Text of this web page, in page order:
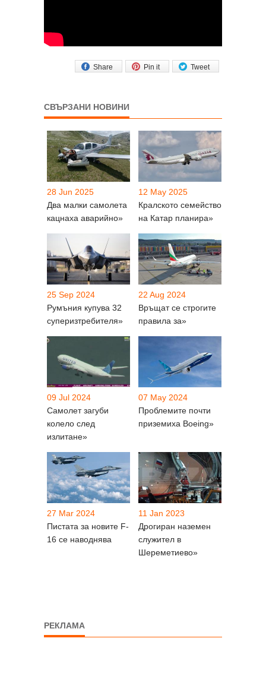
Tweet
Pin it
Share
СВЪРЗАНИ НОВИНИ
28 Jun 2025
Два малки самолета
кацнаха аварийно»
12 May 2025
Кралското семейство
на Катар планира»
25 Sep 2024
Румъния купува 32
суперизтребителя»
22 Aug 2024
Връщат се строгите
правила за»
09 Jul 2024
Самолет загуби
колело след
излитане»
07 May 2024
Проблемите почти
приземиха Boeing»
27 Mar 2024
Пистата за новитe F-
16 се наводнява
11 Jan 2023
Дрогиран наземен
служител в
Шереметиево»
РЕКЛАМА